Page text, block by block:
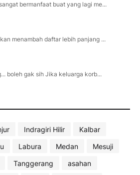
bermanfaat buat yang lagi me...
menambah daftar lebih panjang ...
boleh gak sih Jika keluarga korb...
Indragiri Hilir
Kalbar
Labura Medan
Mesuji
Tanggerang
asahan